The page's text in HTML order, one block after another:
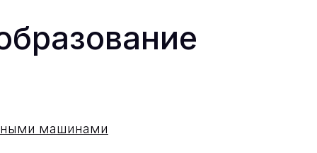
машинами